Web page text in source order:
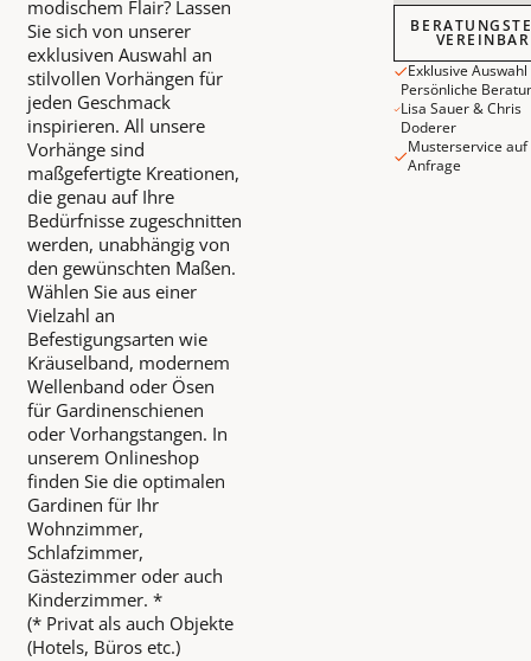
modischem Flair? Lassen
Sie sich von unserer
exklusiven Auswahl an
stilvollen Vorhängen für
jeden Geschmack
inspirieren. All unsere
Vorhänge sind
maßgefertigte Kreationen,
die genau auf Ihre
Bedürfnisse zugeschnitten
werden, unabhängig von
den gewünschten Maßen.
Wählen Sie aus einer
Vielzahl an
Befestigungsarten wie
Kräuselband, modernem
Wellenband oder Ösen
für Gardinenschienen
oder Vorhangstangen. In
unserem Onlineshop
finden Sie die optimalen
Gardinen für Ihr
Wohnzimmer,
Schlafzimmer,
Gästezimmer oder auch
Kinderzimmer. *
(* Privat als auch Objekte
(Hotels, Büros etc.)
Exklusive Auswahl
Persönliche
Lisa Sauer & Chris
Doderer
Musterservice auf
Anfrage